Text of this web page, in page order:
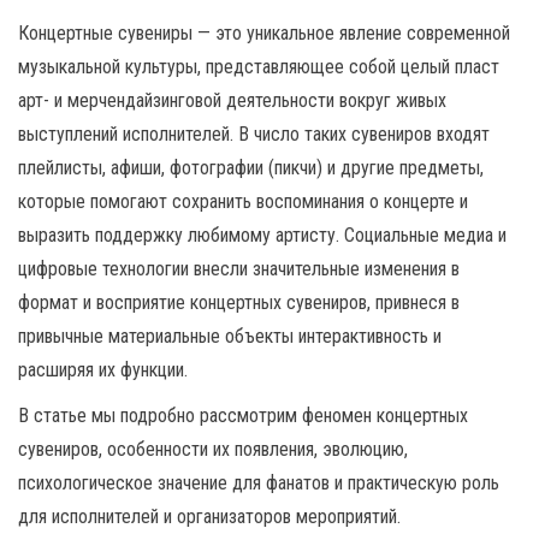
н
а
ц
Концертные сувениры — это уникальное явление современной
музыкальной культуры, представляющее собой целый пласт
арт- и мерчендайзинговой деятельности вокруг живых
выступлений исполнителей. В число таких сувениров входят
плейлисты, афиши, фотографии (пикчи) и другие предметы,
которые помогают сохранить воспоминания о концерте и
выразить поддержку любимому артисту. Социальные медиа и
цифровые технологии внесли значительные изменения в
формат и восприятие концертных сувениров, привнеся в
привычные материальные объекты интерактивность и
расширяя их функции.
В статье мы подробно рассмотрим феномен концертных
сувениров, особенности их появления, эволюцию,
психологическое значение для фанатов и практическую роль
для исполнителей и организаторов мероприятий.